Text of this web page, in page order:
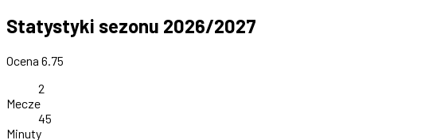
Statystyki sezonu 2026/2027
Ocena 6.75
2
Mecze
45
Minuty